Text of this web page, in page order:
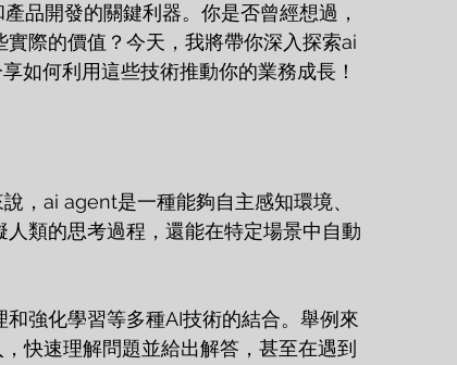
品開發的關鍵利器。你是否曾經想過，
際的價值？今天，我將帶你深入探索ai
如何利用這些技術推動你的業務成長！
，ai agent是一種能夠自主感知環境、
類的思考過程，還能在特定場景中自動
強化學習等多種AI技術的結合。舉例來
快速理解問題並給出解答，甚至在遇到